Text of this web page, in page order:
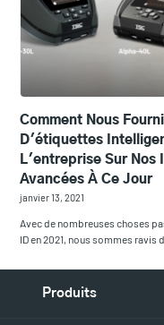
Comment Nous
D'étiquettes
L'entreprise Sur Nos
Avancées À Ce Jour
janvier 13, 2021
Avec de nombreuses choses
ID en 2021, nous sommes ravis
Produits